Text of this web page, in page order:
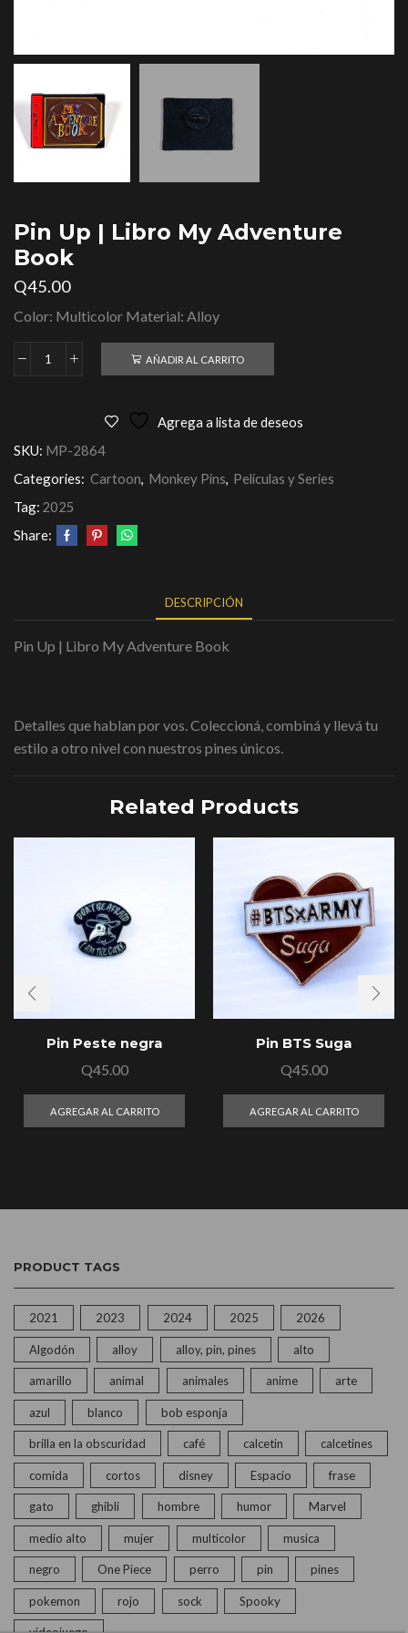
Pin Up | Libro My Adventure
Book
Q45.00
Color: Multicolor Material: Alloy
AÑADIR AL CARRITO
Agrega a lista de deseos
SKU: MP-2864
Categories: Cartoon, Monkey Pins, Películas y Series
Tag: 2025
Share:
DESCRIPCIÓN
Pin Up | Libro My Adventure Book
Detalles que hablan por vos. Coleccioná, combiná y llevá tu
estilo a otro nivel con nuestros pines únicos.
Related Products
Pin Peste negra
Q45.00
AGREGAR AL CARRITO
Pin BTS Suga
Q45.00
AGREGAR AL CARRITO
PRODUCT TAGS
2021 2023 2024 2025 2026
Algodón alloy alloy, pin, pines alto
amarillo animal animales anime arte
azul blanco bob esponja
brilla en la obscuridad café calcetin calcetines
comida cortos disney Espacio frase
gato ghibli hombre humor Marvel
medio alto mujer multicolor musica
negro One Piece perro pin pines
pokemon rojo sock Spooky